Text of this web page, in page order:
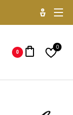
0
0